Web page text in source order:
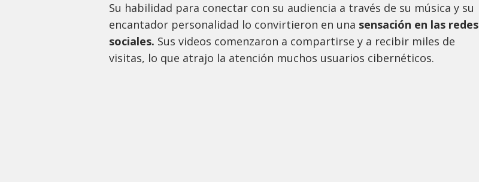
Su habilidad para conectar con su audiencia a través de su música y su
encantador personalidad lo convirtieron en una sensación en las redes
sociales. Sus videos comenzaron a compartirse y a recibir miles de
visitas, lo que atrajo la atención muchos usuarios cibernéticos.